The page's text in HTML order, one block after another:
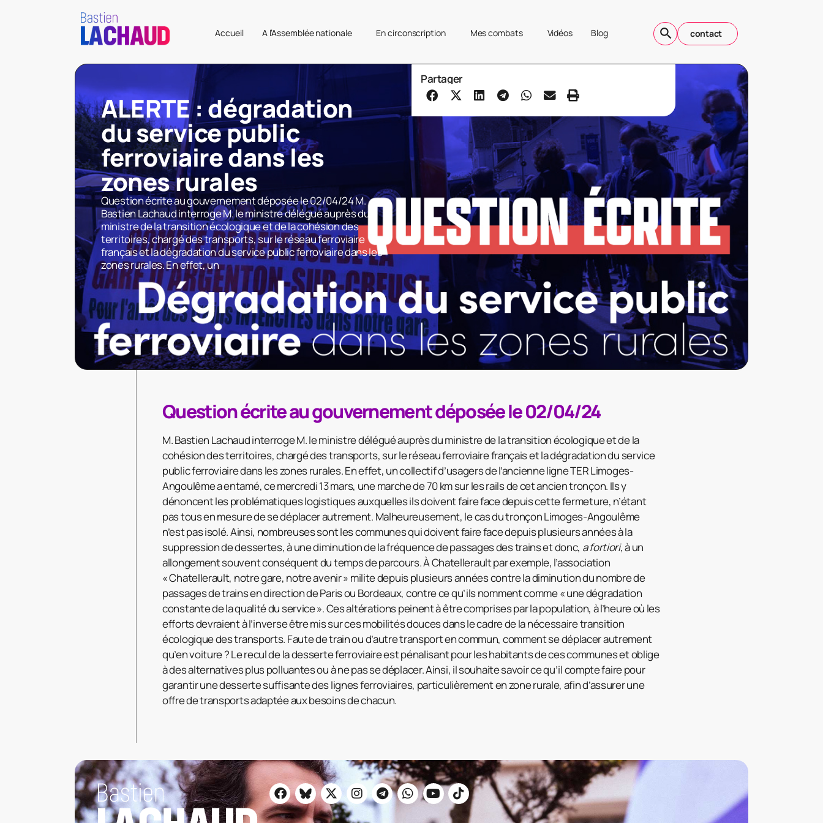
Accueil A l’Assemblée nationale En circonscription Mes combats Vidéos Blog contact
ALERTE : dégradation
du service public
ferroviaire dans les
zones rurales
Question écrite au gouvernement déposée le 02/04/24 M.
Bastien Lachaud interroge M. le ministre délégué auprès du
ministre de la transition écologique et de la cohésion des
territoires, chargé des transports, sur le réseau ferroviaire
français et la dégradation du service public ferroviaire dans les
zones rurales. En effet, un
Partager
Question écrite au gouvernement déposée le 02/04/24
M. Bastien Lachaud interroge M. le ministre délégué auprès du ministre de la transition écologique et de la
cohésion des territoires, chargé des transports, sur le réseau ferroviaire français et la dégradation du service
public ferroviaire dans les zones rurales. En effet, un collectif d’usagers de l’ancienne ligne TER Limoges-
Angoulême a entamé, ce mercredi 13 mars, une marche de 70 km sur les rails de cet ancien tronçon. Ils y
dénoncent les problématiques logistiques auxquelles ils doivent faire face depuis cette fermeture, n’étant
pas tous en mesure de se déplacer autrement. Malheureusement, le cas du tronçon Limoges-Angoulême
n’est pas isolé. Ainsi, nombreuses sont les communes qui doivent faire face depuis plusieurs années à la
suppression de dessertes, à une diminution de la fréquence de passages des trains et donc, a fortiori, à un
allongement souvent conséquent du temps de parcours. À Chatellerault par exemple, l’association
« Chatellerault, notre gare, notre avenir » milite depuis plusieurs années contre la diminution du nombre de
passages de trains en direction de Paris ou Bordeaux, contre ce qu’ils nomment comme « une dégradation
constante de la qualité du service ». Ces altérations peinent à être comprises par la population, à l’heure où les
efforts devraient à l’inverse être mis sur ces mobilités douces dans le cadre de la nécessaire transition
écologique des transports. Faute de train ou d’autre transport en commun, comment se déplacer autrement
qu’en voiture ? Le recul de la desserte ferroviaire est pénalisant pour les habitants de ces communes et oblige
à des alternatives plus polluantes ou à ne pas se déplacer. Ainsi, il souhaite savoir ce qu’il compte faire pour
garantir une desserte suffisante des lignes ferroviaires, particulièrement en zone rurale, afin d’assurer une
offre de transports adaptée aux besoins de chacun.